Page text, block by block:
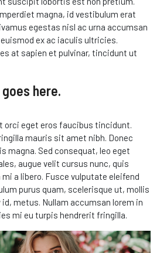
magna, id vestibulum erat
egestas nisl ac urna accumsan
ex ac iaculis ultricies.
at sapien et pulvinar, tincidunt ut
here.
orci eget eros faucibus tincidunt.
mauris sit amet nibh. Donec
magna. Sed consequat, leo eget
augue velit cursus nunc, quis
a libero. Fusce vulputate eleifend
purus quam, scelerisque ut, mollis
id, metus. Nullam accumsan lorem in
mi eu turpis hendrerit fringilla.